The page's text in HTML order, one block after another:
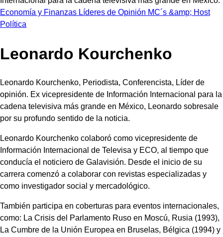
Economía y Finanzas Líderes de Opinión MC´s &amp; Host
Política
Leonardo Kourchenko
Leonardo Kourchenko, Periodista, Conferencista, Líder de
opinión. Ex vicepresidente de Información Internacional para la
cadena televisiva más grande en México, Leonardo sobresale
por su profundo sentido de la noticia.
Leonardo Kourchenko colaboró como vicepresidente de
Información Internacional de Televisa y ECO, al tiempo que
conducía el noticiero de Galavisión. Desde el inicio de su
carrera comenzó a colaborar con revistas especializadas y
como investigador social y mercadológico.
También participa en coberturas para eventos internacionales,
como: La Crisis del Parlamento Ruso en Moscú, Rusia (1993),
La Cumbre de la Unión Europea en Bruselas, Bélgica (1994) y